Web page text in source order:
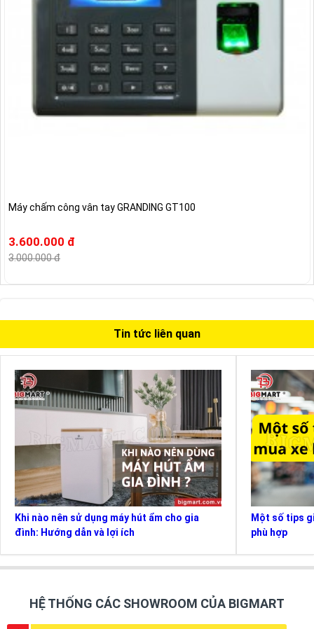
Máy chấm công vân tay GRANDING GT100
3.600.000 đ
3.000.000 đ
Tin tức liên quan
Khi nào nên sử dụng máy hút ẩm cho gia
đình: Hướng dẫn và lợi ích
Một số tips
phù hợp
HỆ THỐNG CÁC SHOWROOM CỦA BIGMART